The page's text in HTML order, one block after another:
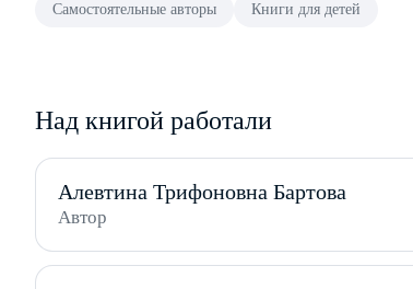
Самостоятельные авторы Книги для детей
Над книгой работали
Алевтина Трифоновна Бартова
Автор